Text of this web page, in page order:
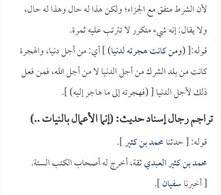
لأن الشرط متفق مع الجزاء؛ ولكن هذا له حال وهذا له حال،
ولا يقال: إنه شيء متكرر لا تترتب عليه ثمرة.
قوله:[ (ومن كانت هجرته لدنيا) ] أي: من أجل دنيا، والهجرة
كانت من بلد الشرك من أجل الدنيا لا من أجل الله، فمن فعل
ذلك لأجل الدنيا [ (فهجرته إلى ما هاجر إليه) ].
تراجم رجال إسناد حديث: (إنما الأعمال بالنيات ..)
قوله: [ حدثنامحمد بن كثير].
محمد بن كثير العبديثقة، أخرج له أصحاب الكتب الستة.
[ أخبرناسفيان].